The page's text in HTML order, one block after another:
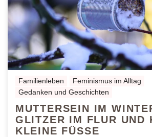
Familienleben
Feminismus im Alltag
Gedanken und Geschichten
MUTTERSEIN IM
GLITZER IM FLUR UND
KLEINE FÜSSE